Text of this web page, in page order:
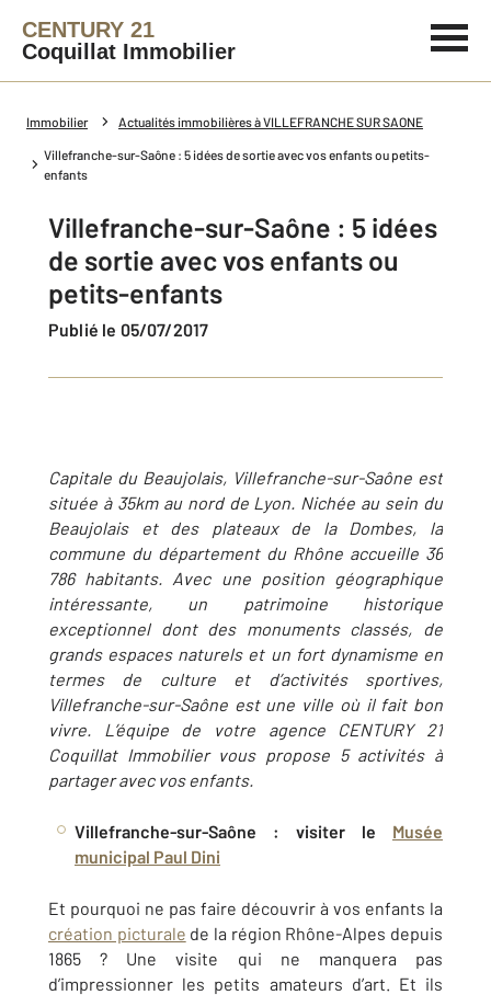
CENTURY 21
Coquillat Immobilier
Immobilier Actualités immobilières à VILLEFRANCHE SUR SAONE
Villefranche-sur-Saône : 5 idées de sortie avec vos enfants ou petits-
enfants
Villefranche-sur-Saône : 5 idées
de sortie avec vos enfants ou
petits-enfants
Publié le 05/07/2017
Capitale du Beaujolais, Villefranche-sur-Saône est
située à 35km au nord de Lyon. Nichée au sein du
Beaujolais et des plateaux de la Dombes, la
commune du département du Rhône accueille 36
786 habitants. Avec une position géographique
intéressante, un patrimoine historique
exceptionnel dont des monuments classés, de
grands espaces naturels et un fort dynamisme en
termes de culture et d’activités sportives,
Villefranche-sur-Saône est une ville où il fait bon
vivre. L’équipe de votre agence CENTURY 21
Coquillat Immobilier vous propose 5 activités à
partager avec vos enfants.
Villefranche-sur-Saône : visiter le Musée
municipal Paul Dini
Et pourquoi ne pas faire découvrir à vos enfants la
création picturale de la région Rhône-Alpes depuis
1865 ? Une visite qui ne manquera pas
d’impressionner les petits amateurs d’art. Et ils